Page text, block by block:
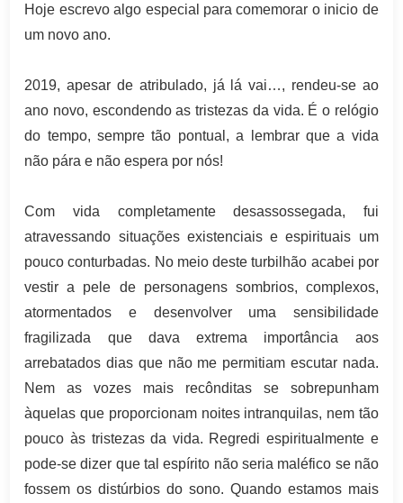
Hoje escrevo algo especial para comemorar o inicio de
um novo ano.
2019, apesar de atribulado, já lá vai…, rendeu-se ao
ano novo, escondendo as tristezas da vida. É o relógio
do tempo, sempre tão pontual, a lembrar que a vida
não pára e não espera por nós!
Com vida completamente desassossegada, fui
atravessando situações existenciais e espirituais um
pouco conturbadas. No meio deste turbilhão acabei por
vestir a pele de personagens sombrios, complexos,
atormentados e desenvolver uma sensibilidade
fragilizada que dava extrema importância aos
arrebatados dias que não me permitiam escutar nada.
Nem as vozes mais recônditas se sobrepunham
àquelas que proporcionam noites intranquilas, nem tão
pouco às tristezas da vida. Regredi espiritualmente e
pode-se dizer que tal espírito não seria maléfico se não
fossem os distúrbios do sono. Quando estamos mais